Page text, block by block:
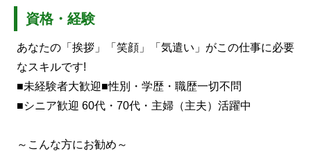
資格・経験
あなたの「挨拶」「笑顔」「気遣い」がこの仕事に必要
なスキルです!
■未経験者大歓迎■性別・学歴・職歴一切不問
■シニア歓迎 60代・70代・主婦（主夫）活躍中
～こんな方にお勧め～